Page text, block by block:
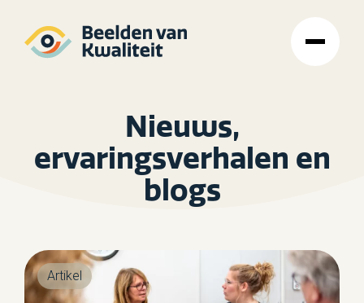
Nieuws,
ervaringsverhalen en
blogs
Artikel